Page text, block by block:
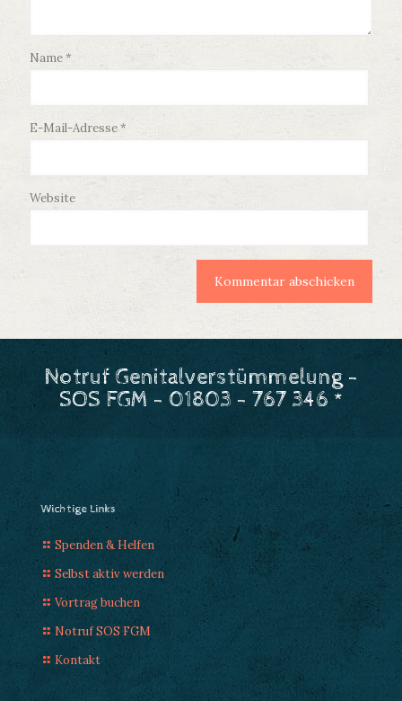
Name*
E-Mail-Adresse*
Website
Notruf Genitalverstümmelung -
SOS FGM - 01803 - 767 346 *
Wichtige Links
Spenden & Helfen
Selbst aktiv werden
Vortrag buchen
Notruf SOS FGM
Kontakt